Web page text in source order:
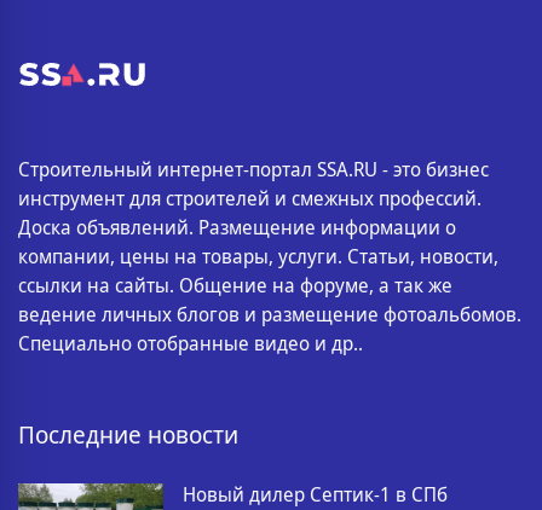
Строительный интернет-портал SSA.RU - это бизнес
инструмент для строителей и смежных профессий.
Доска объявлений. Размещение информации о
компании, цены на товары, услуги. Статьи, новости,
ссылки на сайты. Общение на форуме, а так же
ведение личных блогов и размещение фотоальбомов.
Специально отобранные видео и др..
Последние новости
Новый дилер Септик-1 в СПб